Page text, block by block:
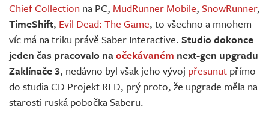
Chief Collection na PC, MudRunner Mobile, SnowRunner,
TimeShift, Evil Dead: The Game, to všechno a mnohem
víc má na triku právě Saber Interactive. Studio dokonce
jeden čas pracovalo naočekávaném next-gen upgradu
Zaklínače 3, nedávno byl však jeho vývoj přesunut přímo
do studia CD Projekt RED, prý proto, že upgrade měla na
starosti ruská pobočka Saberu.